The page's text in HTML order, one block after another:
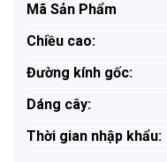
Mã Sản Phẩm
Chiều cao:
Đường kính gốc:
Dáng cây:
Thời gian nhập khẩu: